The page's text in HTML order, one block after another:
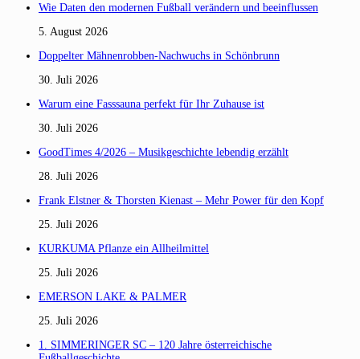
Wie Daten den modernen Fußball verändern und beeinflussen
5. August 2026
Doppelter Mähnenrobben-Nachwuchs in Schönbrunn
30. Juli 2026
Warum eine Fasssauna perfekt für Ihr Zuhause ist
30. Juli 2026
GoodTimes 4/2026 – Musikgeschichte lebendig erzählt
28. Juli 2026
Frank Elstner & Thorsten Kienast – Mehr Power für den Kopf
25. Juli 2026
KURKUMA Pflanze ein Allheilmittel
25. Juli 2026
EMERSON LAKE & PALMER
25. Juli 2026
1. SIMMERINGER SC – 120 Jahre österreichische